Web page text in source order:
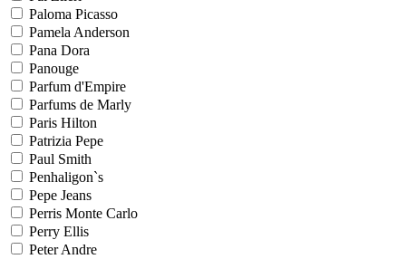
Paloma Picasso
Pamela Anderson
Pana Dora
Panouge
Parfum d'Empire
Parfums de Marly
Paris Hilton
Patrizia Pepe
Paul Smith
Penhaligon`s
Pepe Jeans
Perris Monte Carlo
Perry Ellis
Peter Andre